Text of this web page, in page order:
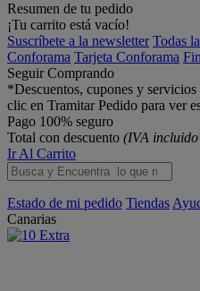
Resumen de tu pedido
¡Tu carrito está vacío!
Suscríbete a la newsletter Todas
Conforama Tarjeta Conforama
Seguir Comprando
*Descuentos, cupones y
clic en Tramitar Pedido para ver
Pago 100% seguro
Total con descuento (IVA
Ir Al Carrito
Estado de mi pedido Tiendas
Canarias